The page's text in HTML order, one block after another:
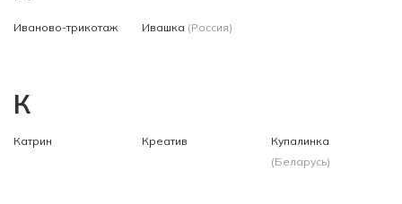
Иваново-трикотаж Ивашка (Россия)
К
Катрин Креатив
Купалинка
(Беларусь)